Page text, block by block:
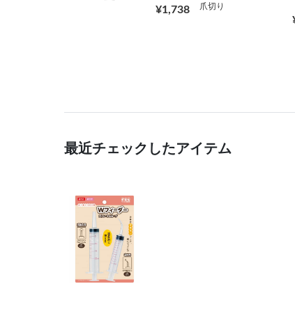
¥1,738
爪切り
最近チェックしたアイテム